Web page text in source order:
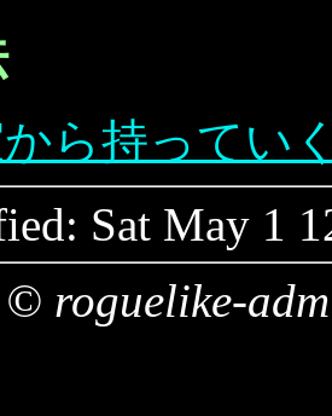
ら持ってい
Sat May 1
roguelike-